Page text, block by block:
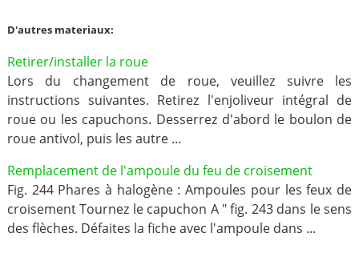
D'autres materiaux:
Retirer/installer la roue
Lors du changement de roue, veuillez suivre les
instructions suivantes. Retirez l'enjoliveur intégral de
roue ou les capuchons. Desserrez d'abord le boulon de
roue antivol, puis les autre ...
Remplacement de l'ampoule du feu de croisement
Fig. 244 Phares à halogène : Ampoules pour les feux de
croisement Tournez le capuchon A " fig. 243 dans le sens
des flèches. Défaites la fiche avec l'ampoule dans ...